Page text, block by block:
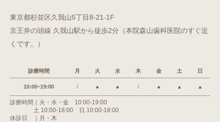
東京都杉並区久我山5丁目8-21-1F
京王井の頭線 久我山駅から徒歩2分（本院森山歯科医院のすぐ近
くです。）
診療時間 月 火 水 木 金 土 日
10:00~19:00 / ● ● / ● ▲ ▲
診療時間｜火・水・金 10:00-19:00
土 10:00-18:00 日 10:00-18:00
休診日 ｜月・木